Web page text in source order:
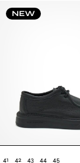
NEW
41 42 43 44 45